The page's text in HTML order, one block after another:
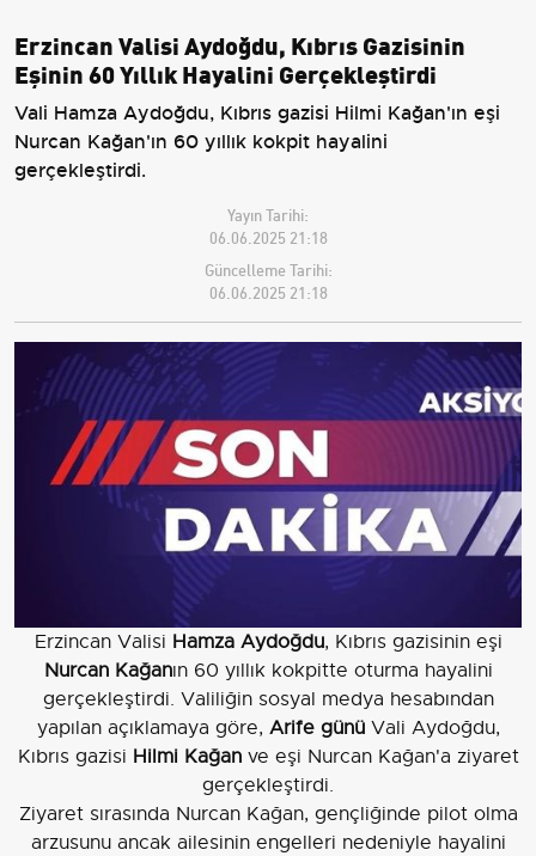
Erzincan Valisi Aydoğdu, Kıbrıs Gazisinin
Eşinin 60 Yıllık Hayalini Gerçekleştirdi
Vali Hamza Aydoğdu, Kıbrıs gazisi Hilmi Kağan'ın eşi
Nurcan Kağan'ın 60 yıllık kokpit hayalini
gerçekleştirdi.
Yayın Tarihi:
06.06.2025 21:18
Güncelleme Tarihi:
06.06.2025 21:18
Erzincan Valisi Hamza Aydoğdu, Kıbrıs gazisinin eşi
Nurcan Kağanın 60 yıllık kokpitte oturma hayalini
gerçekleştirdi. Valiliğin sosyal medya hesabından
yapılan açıklamaya göre, Arife günüVali Aydoğdu,
Kıbrıs gazisi Hilmi Kağanve eşi Nurcan Kağan'a ziyaret
gerçekleştirdi.
Ziyaret sırasında Nurcan Kağan, gençliğinde pilot olma
arzusunu ancak ailesinin engelleri nedeniyle hayalini